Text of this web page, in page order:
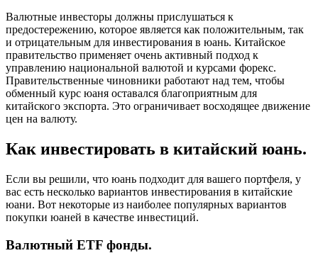
Валютные инвесторы должны прислушаться к
предостережению, которое является как положительным, так
и отрицательным для инвестирования в юань. Китайское
правительство применяет очень активный подход к
управлению национальной валютой и курсами форекс.
Правительственные чиновники работают над тем, чтобы
обменный курс юаня оставался благоприятным для
китайского экспорта. Это ограничивает восходящее движение
цен на валюту.
Как инвестировать в китайский юань.
Если вы решили, что юань подходит для вашего портфеля, у
вас есть несколько вариантов инвестирования в китайские
юани. Вот некоторые из наиболее популярных вариантов
покупки юаней в качестве инвестиций.
Валютный ETF фонды.